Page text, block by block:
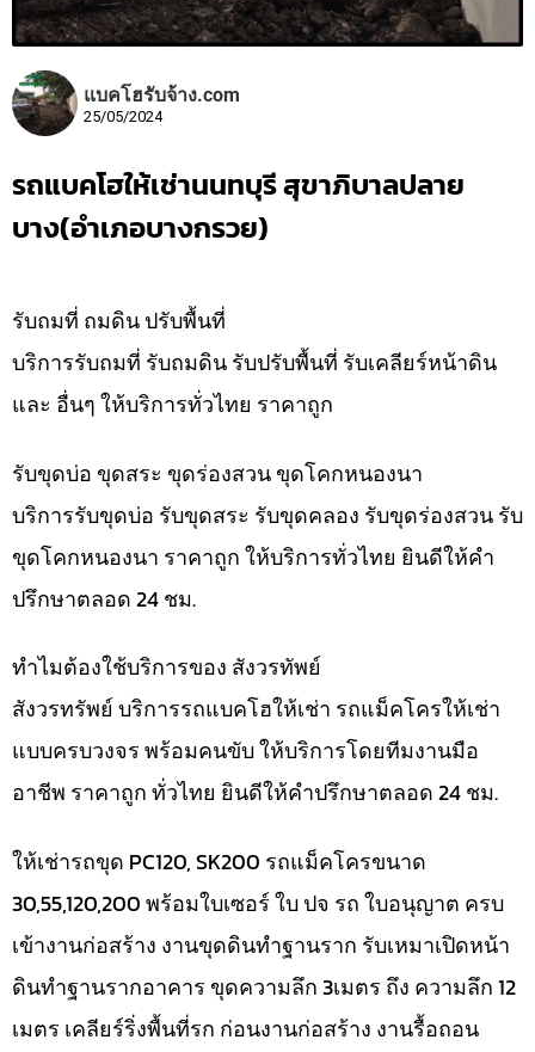
แบคโฮรับจ้าง.com
25/05/2024
รถแบคโฮให้เช่านนทบุรี สุขาภิบาลปลาย
บาง(อำเภอบางกรวย)
รับถมที่ ถมดิน ปรับพื้นที่
บริการรับถมที่ รับถมดิน รับปรับพื้นที่ รับเคลียร์หน้าดิน
และ อื่นๆ ให้บริการทั่วไทย ราคาถูก
รับขุดบ่อ ขุดสระ ขุดร่องสวน ขุดโคกหนองนา
บริการรับขุดบ่อ รับขุดสระ รับขุดคลอง รับขุดร่องสวน รับ
ขุดโคกหนองนา ราคาถูก ให้บริการทั่วไทย ยินดีให้คำ
ปรึกษาตลอด 24 ชม.
ทำไมต้องใช้บริการของ สังวรทัพย์
สังวรทรัพย์ บริการรถแบคโฮให้เช่า รถแม็คโครให้เช่า
แบบครบวงจร พร้อมคนขับ ให้บริการโดยทีมงานมือ
อาชีพ ราคาถูก ทั่วไทย ยินดีให้คำปรึกษาตลอด 24 ชม.
ให้เช่ารถขุด PC120, SK200 รถแม็คโครขนาด
30,55,120,200 พร้อมใบเซอร์ ใบ ปจ รถ ใบอนุญาต ครบ
เข้างานก่อสร้าง งานขุดดินทำฐานราก รับเหมาเปิดหน้า
ดินทำฐานรากอาคาร ขุดความลึก 3เมตร ถึง ความลึก 12
เมตร เคลียร์ริ่งพื้นที่รก ก่อนงานก่อสร้าง งานรื้อถอน